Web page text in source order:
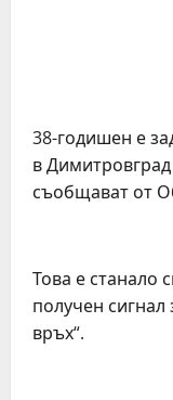
38-годишен е
в
съобщават от
Това е станало
получен сигнал
връх“.